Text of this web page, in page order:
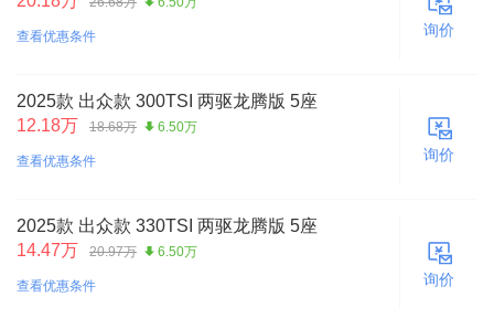
查看优惠条件 询价
2025款 出众款 300TSI 两驱龙腾版 5座
12.18万
18.68万 6.50万
查看优惠条件 询价
2025款 出众款 330TSI 两驱龙腾版 5座
14.47万
20.97万 6.50万
查看优惠条件 询价